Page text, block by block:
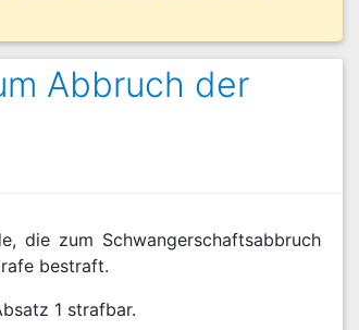
Abbruch der
die zum Schwangerschaftsabbruch
bestraft.
1 strafbar.